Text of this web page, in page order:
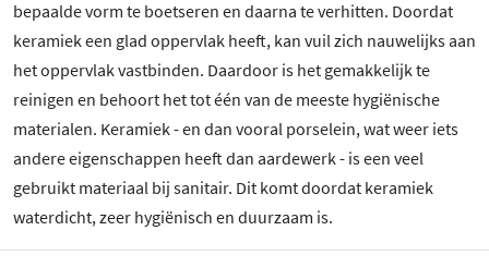
bepaalde vorm te boetseren en daarna te verhitten. Doordat
keramiek een glad oppervlak heeft, kan vuil zich nauwelijks aan
het oppervlak vastbinden. Daardoor is het gemakkelijk te
reinigen en behoort het tot één van de meeste hygiënische
materialen. Keramiek - en dan vooral porselein, wat weer iets
andere eigenschappen heeft dan aardewerk - is een veel
gebruikt materiaal bij sanitair. Dit komt doordat keramiek
waterdicht, zeer hygiënisch en duurzaam is.